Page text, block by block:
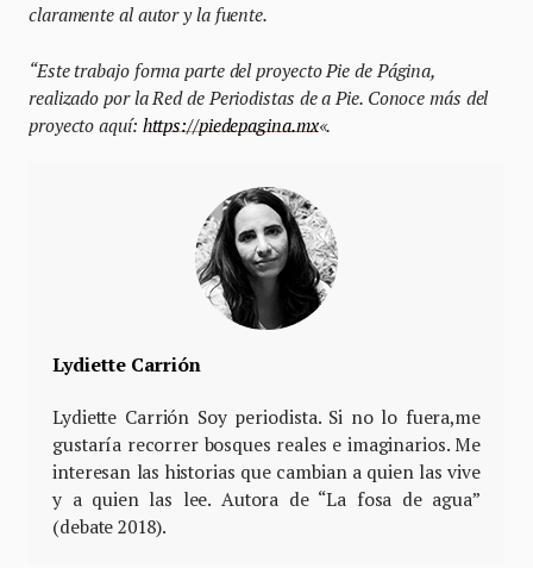
claramente al autor y la fuente.
“Este trabajo forma parte del proyecto Pie de Página,
realizado por la Red de Periodistas de a Pie. Conoce más del
proyecto aquí: https://piedepagina.mx«.
Lydiette Carrión
Lydiette Carrión Soy periodista. Si no lo fuera,me
gustaría recorrer bosques reales e imaginarios. Me
interesan las historias que cambian a quien las vive
y a quien las lee. Autora de “La fosa de agua”
(debate 2018).